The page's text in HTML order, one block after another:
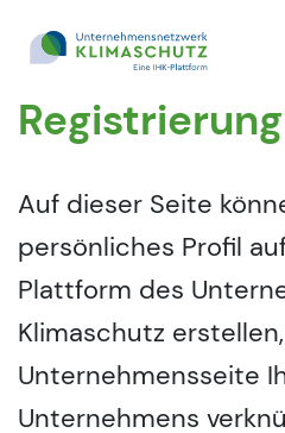
Direkt zu den Inhalten
Registrierung
Auf dieser Seite
persönliches Profil
Plattform des
Klimaschutz
Unternehmensseite
Unternehmens